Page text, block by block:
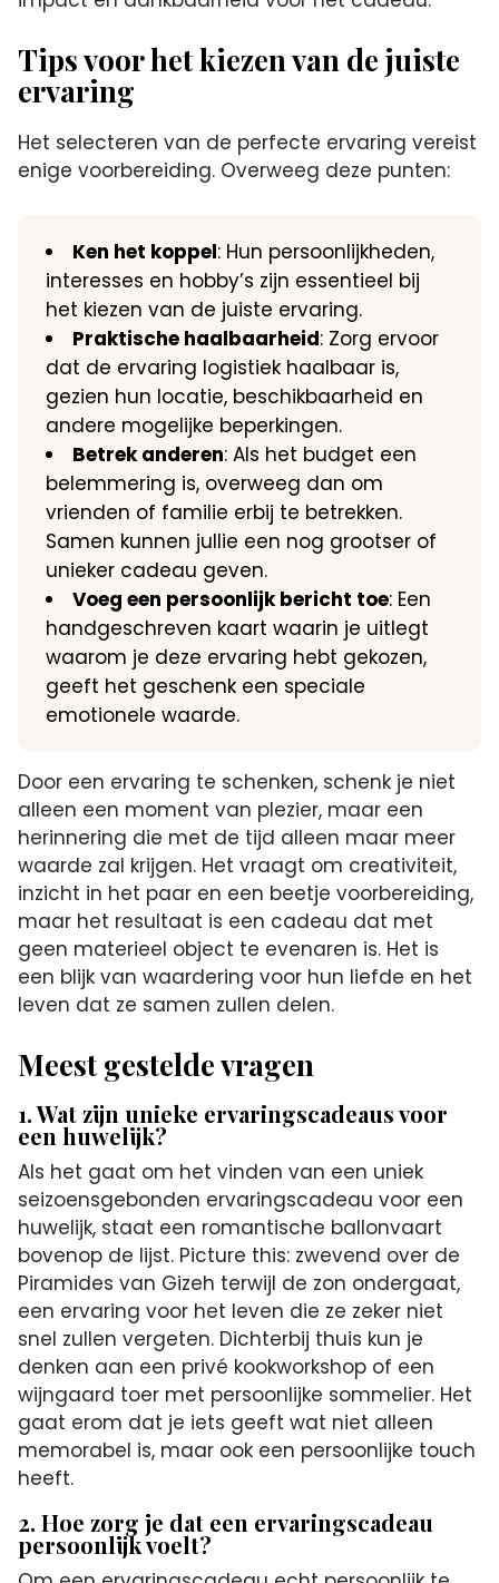
Tips voor het kiezen van de juiste
ervaring
Het selecteren van de perfecte ervaring vereist
enige voorbereiding. Overweeg deze punten:
Ken het koppel: Hun persoonlijkheden,
interesses en hobby’s zijn essentieel bij
het kiezen van de juiste ervaring.
Praktische haalbaarheid: Zorg ervoor
dat de ervaring logistiek haalbaar is,
gezien hun locatie, beschikbaarheid en
andere mogelijke beperkingen.
Betrek anderen: Als het budget een
belemmering is, overweeg dan om
vrienden of familie erbij te betrekken.
Samen kunnen jullie een nog grootser of
unieker cadeau geven.
Voeg een persoonlijk bericht toe: Een
handgeschreven kaart waarin je uitlegt
waarom je deze ervaring hebt gekozen,
geeft het geschenk een speciale
emotionele waarde.
Door een ervaring te schenken, schenk je niet
alleen een moment van plezier, maar een
herinnering die met de tijd alleen maar meer
waarde zal krijgen. Het vraagt om creativiteit,
inzicht in het paar en een beetje voorbereiding,
maar het resultaat is een cadeau dat met
geen materieel object te evenaren is. Het is
een blijk van waardering voor hun liefde en het
leven dat ze samen zullen delen.
Meest gestelde vragen
1. Wat zijn unieke ervaringscadeaus voor
een huwelijk?
Als het gaat om het vinden van een uniek
seizoensgebonden ervaringscadeau voor een
huwelijk, staat een romantische ballonvaart
bovenop de lijst. Picture this: zwevend over de
Piramides van Gizeh terwijl de zon ondergaat,
een ervaring voor het leven die ze zeker niet
snel zullen vergeten. Dichterbij thuis kun je
denken aan een privé kookworkshop of een
wijngaard toer met persoonlijke sommelier. Het
gaat erom dat je iets geeft wat niet alleen
memorabel is, maar ook een persoonlijke touch
heeft.
2. Hoe zorg je dat een ervaringscadeau
persoonlijk voelt?